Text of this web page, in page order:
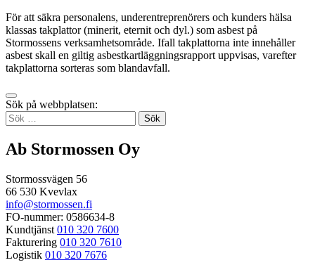
För att säkra personalens, underentreprenörers och kunders hälsa
klassas takplattor (minerit, eternit och dyl.) som asbest på
Stormossens verksamhetsområde. Ifall takplattorna inte innehåller
asbest skall en giltig asbestkartläggningsrapport uppvisas, varefter
takplattorna sorteras som blandavfall.
Tillbaka
up
Sök på webbplatsen:
Sök
efter:
Ab Stormossen Oy
Stormossvägen 56
66 530 Kvevlax
info@stormossen.fi
FO-nummer: 0586634-8
Kundtjänst 010 320 7600
Fakturering 010 320 7610
Logistik 010 320 7676